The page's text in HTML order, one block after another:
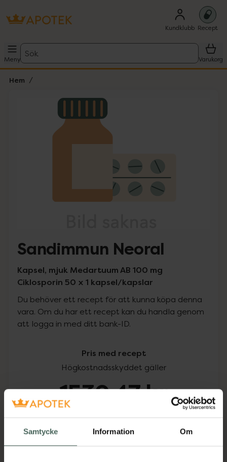
Samtycke Information Om
Kundklubb Recept
Meny
Sök
Varukorg
Hem
Lista: . Innehåller 1 objekt.
Sandimmun Neoral
Kapsel, mjuk Medartuum AB 100 mg
Ciklosporin 50 x 1 kapsel/kapslar
Du behöver ett recept för att kunna köpa denna
vara. Om du har ett recept kan du handla genom
att logga in med ditt bank-ID.
Pris med recept
Högkostnadsskyddet gäller
1530,47 kr